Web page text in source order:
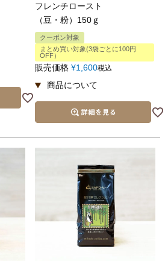
フレンチロースト
（豆・粉）150ｇ
クーポン対象
まとめ買い対象(3袋ごとに100円
OFF）
販売価格 ¥1,600税込